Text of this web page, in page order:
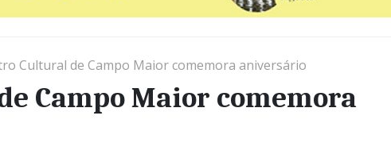
Cultural de Campo Maior comemora aniversário
Campo Maior comemora